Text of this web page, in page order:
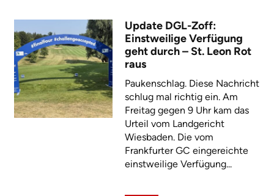
Update DGL-Zoff:
Einstweilige Verfügung
geht durch – St. Leon Rot
raus
Paukenschlag. Diese Nachricht
schlug mal richtig ein. Am
Freitag gegen 9 Uhr kam das
Urteil vom Landgericht
Wiesbaden. Die vom
Frankfurter GC eingereichte
einstweilige Verfügung...